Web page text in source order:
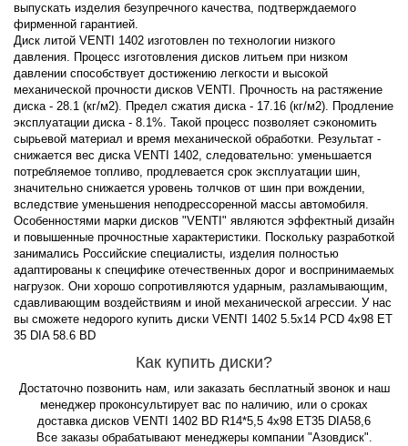
выпускать изделия безупречного качества, подтверждаемого
фирменной гарантией.
Диск литой VENTI 1402 изготовлен по технологии низкого
давления. Процесс изготовления дисков литьем при низком
давлении способствует достижению легкости и высокой
механической прочности дисков VENTI. Прочность на растяжение
диска - 28.1 (кг/м2). Предел сжатия диска - 17.16 (кг/м2). Продление
эксплуатации диска - 8.1%. Такой процесс позволяет сэкономить
сырьевой материал и время механической обработки. Результат -
снижается вес диска VENTI 1402, следовательно: уменьшается
потребляемое топливо, продлевается срок эксплуатации шин,
значительно снижается уровень толчков от шин при вождении,
вследствие уменьшения неподрессоренной массы автомобиля.
Особенностями марки дисков "VENTI" являются эффектный дизайн
и повышенные прочностные характеристики. Поскольку разработкой
занимались Российские специалисты, изделия полностью
адаптированы к специфике отечественных дорог и воспринимаемых
нагрузок. Они хорошо сопротивляются ударным, разламывающим,
сдавливающим воздействиям и иной механической агрессии. У нас
вы сможете недорого купить диски VENTI 1402 5.5x14 PCD 4x98 ET
35 DIA 58.6 BD
Как купить диски?
Достаточно позвонить нам, или заказать бесплатный звонок и наш
менеджер проконсультирует вас по наличию, или о сроках
доставка дисков VENTI 1402 BD R14*5,5 4x98 ET35 DIA58,6
Все заказы обрабатывают менеджеры компании "Азовдиск".